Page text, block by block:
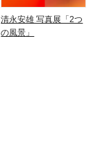
清永安雄 写真展「2つ
の風景」